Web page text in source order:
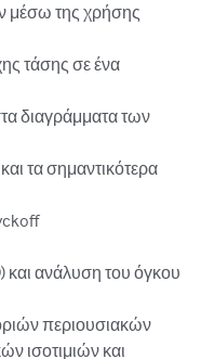
μέσω της χρήσης
τάσης σε ένα
διαγράμματα των
τα σημαντικότερα
ανάλυση του όγκου
περιουσιακών
ισοτιμιών και